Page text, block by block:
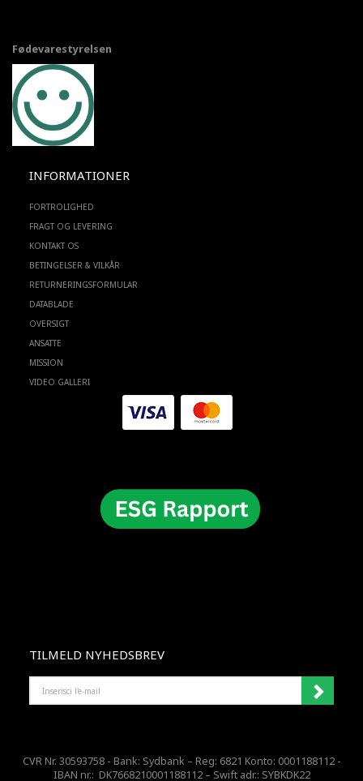
Fødevarestyrelsen
INFORMATIONER
FORTROLIGHED
FRAGT OG LEVERING
KONTAKT OS
BETINGELSER & VILKÅR
RETURNERINGSFORMULAR
DATABLADE
OVERSIGT
ANSATTE
MISSION
VIDEO GALLERI
TILMELD NYHEDSBREV
MAIL
CVR Nr. 30593758 - Bank: Sydbank – Reg: 6821 Konto: 0001188112 -
IBAN nr.: DK7668210001188112 – Swift adr.: SYBKDK22